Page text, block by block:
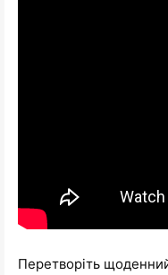
Перетворіть